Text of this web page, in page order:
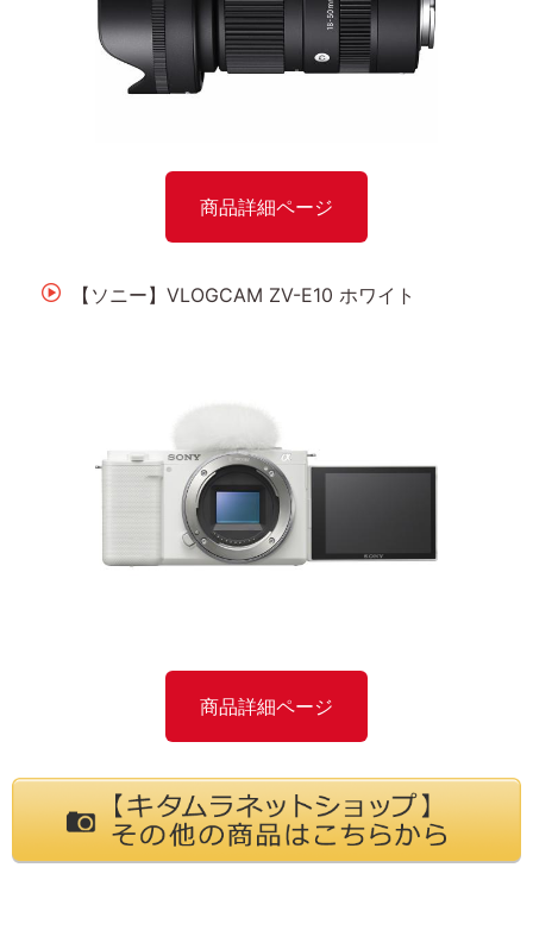
商品詳細ページ
【ソニー】VLOGCAM ZV-E10 ホワイト
商品詳細ページ